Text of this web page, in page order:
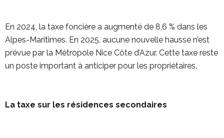
En 2024, la taxe foncière a augmenté de 8,6 % dans les
Alpes-Maritimes. En 2025, aucune nouvelle hausse n’est
prévue par la Métropole Nice Côte d’Azur. Cette taxe reste
un poste important à anticiper pour les propriétaires.
La taxe sur les résidences secondaires